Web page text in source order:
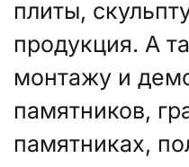
плиты,
продукция. А
монтажу и
памятников,
памятниках,